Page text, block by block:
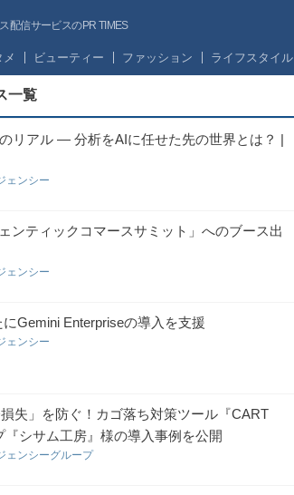
配信サービスのPR TIMES
メ ビューティー ファッション ライフスタイル
一覧
リアル — 分析をAIに任せた先の世界とは？ |
ェンシー
ンティックコマースサミット」へのブース出
ェンシー
Gemini Enterpriseの導入を支援
ェンシー
失」を防ぐ！カゴ落ち対策ツール『CART
シサム工房』様の導入事例を公開
ェンシーグループ